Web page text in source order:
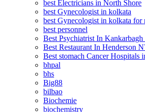
best Electricians in North Shore
best Gynecologist in kolkata
best Gynecologist in kolkata for
best personnel
Best Psychiatrist In Kankarbagh
Best Restaurant In Henderson
Best stomach Cancer Hospitals
bhpal
bhs
Big88
bilbao
Biochemie
biochemistry